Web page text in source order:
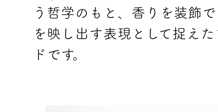
う哲学のもと、香りを装飾
を映し出す表現として捉え
ドです。